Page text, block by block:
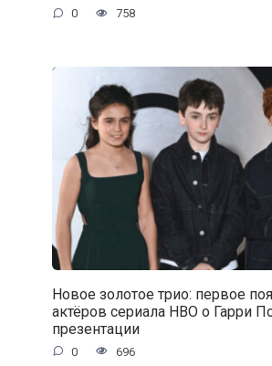
0 758
Новое золотое трио: первое
актёров сериала HBO о Гарри
презентации
0 696